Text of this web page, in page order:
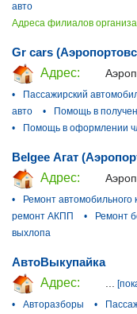
авто
Адреса филиалов
Gr cars
Адрес:
•
Пассажирский
авто
• Помощь в
•
Помощь в оформлении
Belgee Агат
Адрес:
•
Ремонт автомобильного
ремонт АКПП
• Ремонт
выхлопа
АвтоВыкупайка
Адрес:
•
Авторазборы •